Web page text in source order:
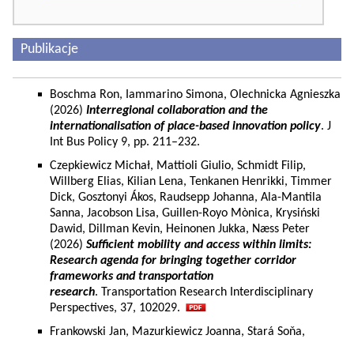
Publikacje
Boschma Ron, Iammarino Simona, Olechnicka Agnieszka
(2026) Interregional collaboration and the
internationalisation of place-based innovation policy. J
Int Bus Policy 9, pp. 211–232.
Czepkiewicz Michał, Mattioli Giulio, Schmidt Filip,
Willberg Elias, Kilian Lena, Tenkanen Henrikki, Timmer
Dick, Gosztonyi Ákos, Raudsepp Johanna, Ala-Mantila
Sanna, Jacobson Lisa, Guillen-Royo Mònica, Krysiński
Dawid, Dillman Kevin, Heinonen Jukka, Næss Peter
(2026) Sufficient mobility and access within limits:
Research agenda for bringing together corridor
frameworks and transportation
research. Transportation Research Interdisciplinary
Perspectives, 37, 102029.
Frankowski Jan, Mazurkiewicz Joanna, Stará Soňa,